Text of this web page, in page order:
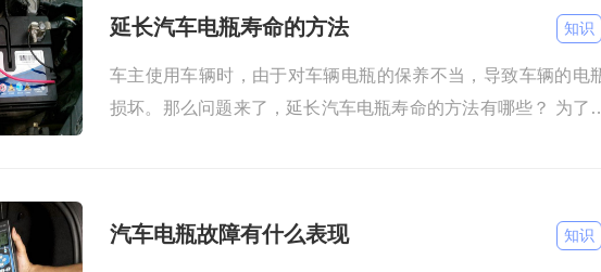
延长汽车电瓶寿命的方法 知识
车主使用车辆时，由于对车辆电瓶的保养不当，导致车辆的电
损坏。那么问题来了，延长汽车电瓶寿命的方法有哪些？ 为了
汽车电瓶故障有什么表现 知识